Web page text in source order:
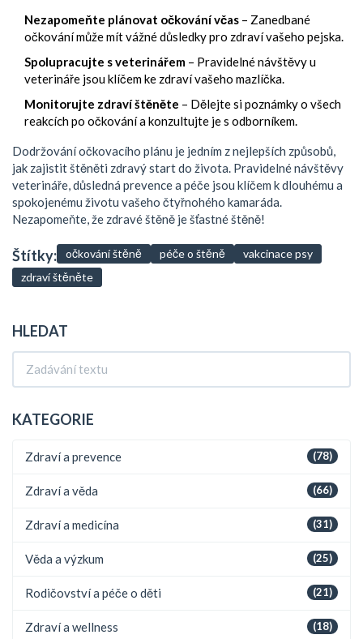
Nezapomeňte plánovat očkování včas – Zanedbané
očkování může mít vážné důsledky pro zdraví vašeho pejska.
Spolupracujte s veterinářem – Pravidelné návštěvy u
veterináře jsou klíčem ke zdraví vašeho mazlíčka.
Monitorujte zdraví štěněte – Dělejte si poznámky o všech
reakcích po očkování a konzultujte je s odborníkem.
Dodržování očkovacího plánu je jedním z nejlepších způsobů,
jak zajistit štěněti zdravý start do života. Pravidelné návštěvy
veterináře, důsledná prevence a péče jsou klíčem k dlouhému a
spokojenému životu vašeho čtyřnohého kamaráda.
Nezapomeňte, že zdravé štěně je šťastné štěně!
Štítky: očkování štěně péče o štěně
vakcinace psy
zdraví štěněte
HLEDAT
KATEGORIE
(78)
Zdraví a prevence
(66)
Zdraví a věda
(31)
Zdraví a medicína
(25)
Věda a výzkum
(21)
Rodičovství a péče o děti
(18)
Zdraví a wellness